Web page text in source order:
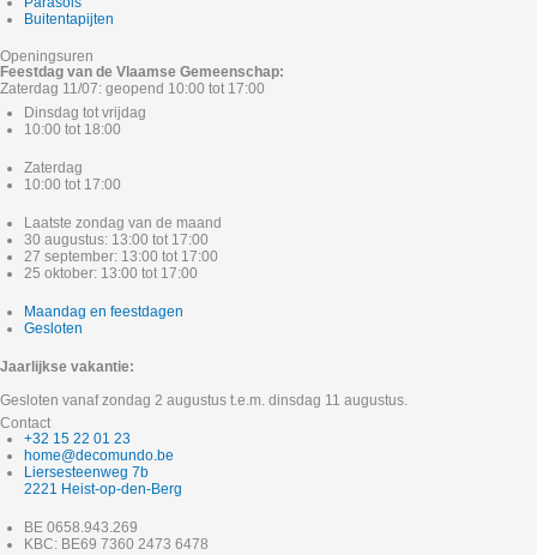
Buitentapijten
Openingsuren
Feestdag van de Vlaamse Gemeenschap:
Zaterdag 11/07: geopend 10:00 tot 17:00
Dinsdag tot vrijdag
10:00 tot 18:00
Zaterdag
10:00 tot 17:00
Laatste zondag van de maand
30 augustus: 13:00 tot 17:00
27 september: 13:00 tot 17:00
25 oktober: 13:00 tot 17:00
Maandag en feestdagen
Gesloten
Jaarlijkse vakantie:
Gesloten vanaf zondag 2 augustus t.e.m. dinsdag 11 augustus.
Contact
+32 15 22 01 23
home@decomundo.be
Liersesteenweg 7b
2221 Heist-op-den-Berg
BE 0658.943.269
KBC: BE69 7360 2473 6478